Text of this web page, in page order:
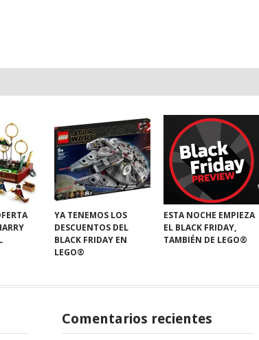
YA TENEMOS LOS
DESCUENTOS DEL
BLACK FRIDAY EN
LEGO®
ESTA NOCHE EMPIEZA
EL BLACK FRIDAY,
TAMBIÉN DE LEGO®
Comentarios recientes